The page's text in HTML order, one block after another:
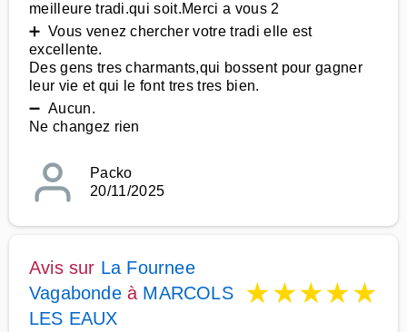
meilleure tradi.qui soit.Merci a vous 2
➕ Vous venez chercher votre tradi elle est
excellente.
Des gens tres charmants,qui bossent pour gagner
leur vie et qui le font tres tres bien.
➖ Aucun.
Ne changez rien
Packo
20/11/2025
Avis sur La Fournee
Vagabondeà MARCOLS
LES EAUX
★★★★★